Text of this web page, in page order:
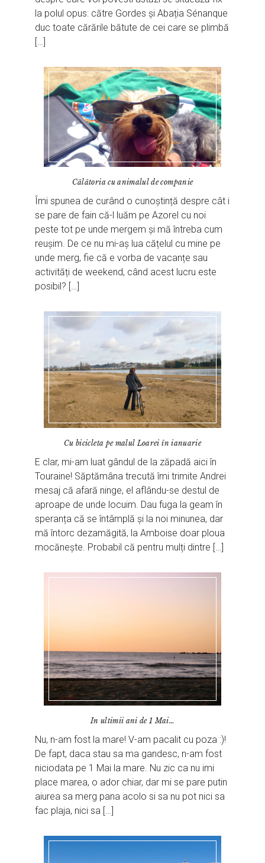
la polul opus: către Gordes și Abația Sénanque
duc toate cărările bătute de cei care se plimbă
[…]
Călătoria cu animalul de companie
Îmi spunea de curând o cunoștință despre cât i
se pare de fain că-l luăm pe Azorel cu noi
peste tot pe unde mergem și mă întreba cum
reușim. De ce nu mi-aș lua cățelul cu mine pe
unde merg, fie că e vorba de vacanțe sau
activități de weekend, când acest lucru este
posibil? […]
Cu bicicleta pe malul Loarei în ianuarie
E clar, mi-am luat gândul de la zăpadă aici în
Touraine! Săptămâna trecută îmi trimite Andrei
mesaj că afară ninge, el aflându-se destul de
aproape de unde locuim. Dau fuga la geam în
speranța că se întâmplă și la noi minunea, dar
mă întorc dezamăgită, la Amboise doar ploua
mocănește. Probabil că pentru mulți dintre […]
In ultimii ani de 1 Mai…
Nu, n-am fost la mare! V-am pacalit cu poza :)!
De fapt, daca stau sa ma gandesc, n-am fost
niciodata pe 1 Mai la mare. Nu zic ca nu imi
place marea, o ador chiar, dar mi se pare putin
aiurea sa merg pana acolo si sa nu pot nici sa
fac plaja, nici sa […]